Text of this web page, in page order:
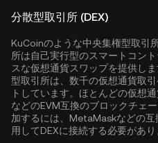
分散型取引所 (DEX)
KuCoinのような中央集権型取引
所は自己実行型のスマートコン
スな仮想通貨スワップを提供し
型取引所は、数千の仮想通貨取
トしています。ほとんどの仮想通
などのEVM互換のブロックチェ
加するには、MetaMaskなどの
用してDEXに接続する必要があり